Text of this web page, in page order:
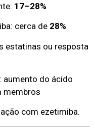
17–28%
cerca de 28%
estatinas ou resposta
aumento do ácido
membros
com ezetimiba.